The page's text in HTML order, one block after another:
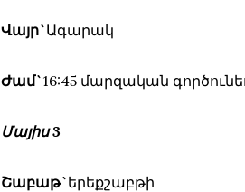
Վայր`Ագարակ
Ժամ`16:45 մարզական
Մայիս 3
Շաբաթ`երեքշաբթի